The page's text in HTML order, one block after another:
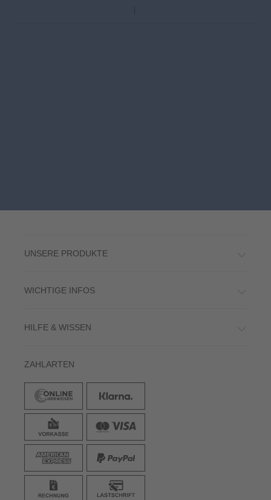
UNSERE PRODUKTE
WICHTIGE INFOS
HILFE & WISSEN
ZAHLARTEN